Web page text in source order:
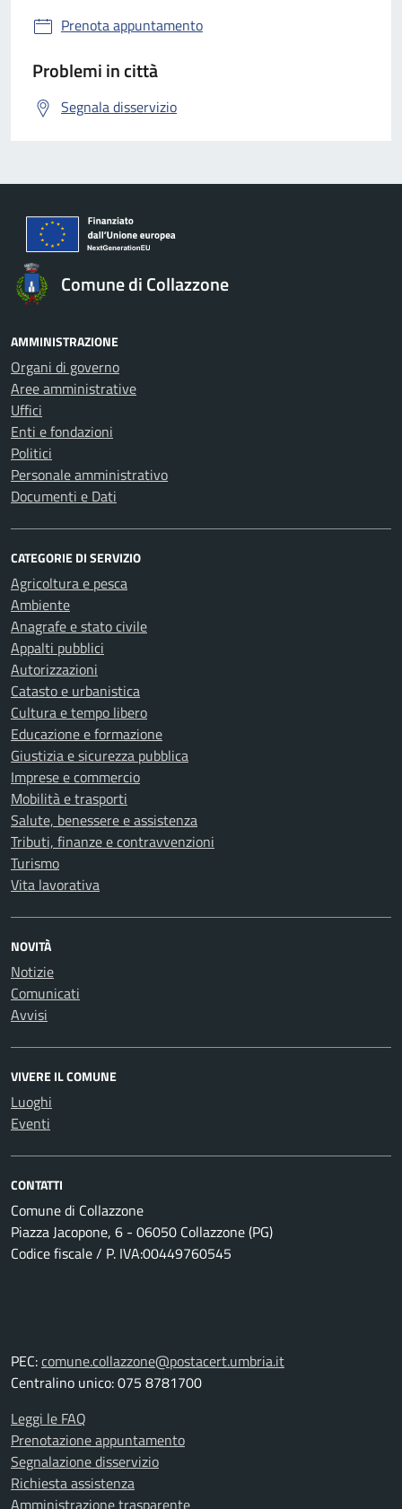
Prenota appuntamento
Problemi in città
Segnala disservizio
Comune di Collazzone
AMMINISTRAZIONE
Organi di governo
Aree amministrative
Uffici
Enti e fondazioni
Politici
Personale amministrativo
Documenti e Dati
CATEGORIE DI SERVIZIO
Agricoltura e pesca
Ambiente
Anagrafe e stato civile
Appalti pubblici
Autorizzazioni
Catasto e urbanistica
Cultura e tempo libero
Educazione e formazione
Giustizia e sicurezza pubblica
Imprese e commercio
Mobilità e trasporti
Salute, benessere e assistenza
Tributi, finanze e contravvenzioni
Turismo
Vita lavorativa
NOVITÀ
Notizie
Comunicati
Avvisi
VIVERE IL COMUNE
Luoghi
Eventi
CONTATTI
Comune di Collazzone
Piazza Jacopone, 6 - 06050 Collazzone (PG)
Codice fiscale / P. IVA:00449760545
PEC:comune.collazzone@postacert.umbria.it
Centralino unico: 075 8781700
Leggi le FAQ
Prenotazione appuntamento
Segnalazione disservizio
Richiesta assistenza